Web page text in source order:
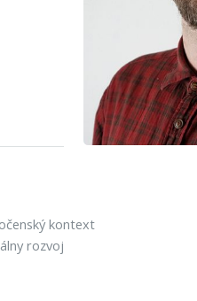
kontext
rozvoj